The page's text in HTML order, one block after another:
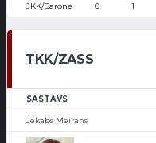
JKK/Barone 0 1
TKK/ZASS
SASTĀVS
Jēkabs Meirāns